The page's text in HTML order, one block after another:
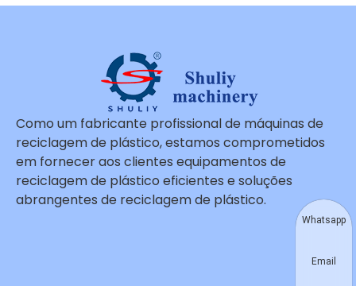
Como um fabricante profissional de máquinas de
reciclagem de plástico, estamos comprometidos
em fornecer aos clientes equipamentos de
reciclagem de plástico eficientes e soluções
abrangentes de reciclagem de plástico.
Whatsapp
Email